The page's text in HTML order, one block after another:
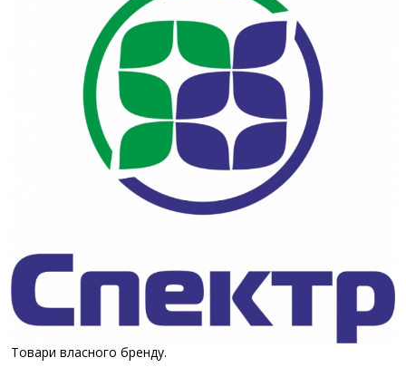
Товари власного бренду.